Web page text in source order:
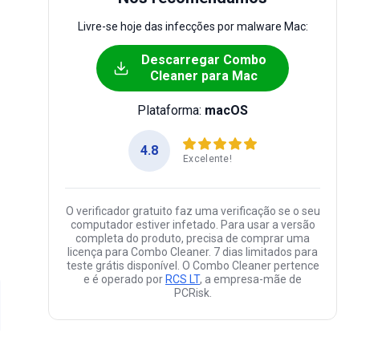
Livre-se hoje das infecções por malware Mac:
Descarregar Combo
Cleaner para Mac
Plataforma: macOS
4.8
Excelente!
O verificador gratuito faz uma verificação se o seu
computador estiver infetado. Para usar a versão
completa do produto, precisa de comprar uma
licença para Combo Cleaner. 7 dias limitados para
teste grátis disponível. O Combo Cleaner pertence
e é operado por RCS LT, a empresa-mãe de
PCRisk.